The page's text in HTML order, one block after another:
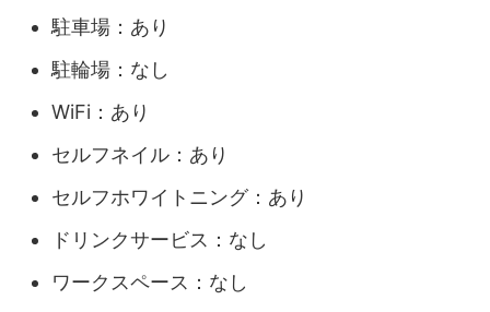
駐車場：あり
駐輪場：なし
WiFi：あり
セルフネイル：あり
セルフホワイトニング：あり
ドリンクサービス：なし
ワークスペース：なし